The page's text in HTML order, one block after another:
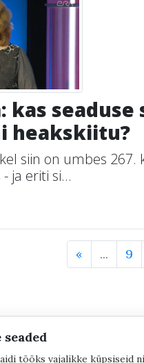
kas
heakskiitu?
siin on umbes
ja eriti si...
« ... 9
tööks vajalikke küpsiseid